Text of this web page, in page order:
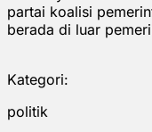
partai koalisi
berada di luar
Kategori:
politik